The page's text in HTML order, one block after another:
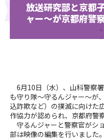
放送研究部と京都
ャー～が京都府警
6月10日（水）、山科警察
も守り隊～守るんジャー～が
込詐欺など）の撲滅に向けた
作協力が認められ、京都府警
守るんジャーと警察官がシ
部は映像の編集を行いました